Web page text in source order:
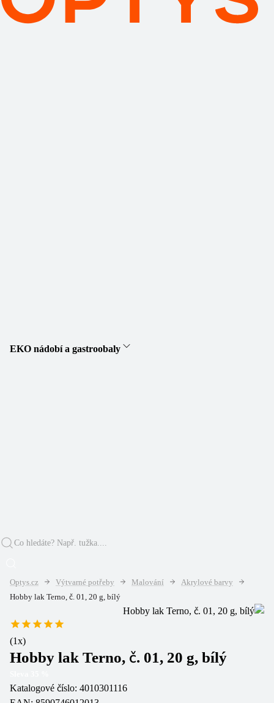
EKO nádobí a gastroobaly
Optys.cz Výtvarné potřeby Malování
Akrylové barvy
Hobby lak Terno, č. 01, 20 g, bílý
(1x)
Hobby lak Terno, č. 01, 20 g, bílý
Katalogové číslo: 4010301116